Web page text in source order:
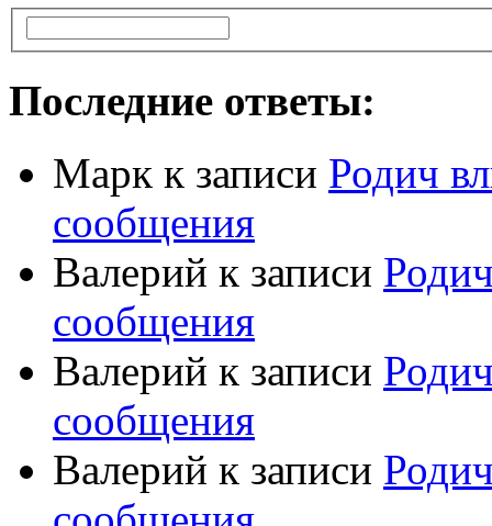
Последние ответы:
Марк к записи Родич
сообщения
Валерий к записи
сообщения
Валерий к записи
сообщения
Валерий к записи